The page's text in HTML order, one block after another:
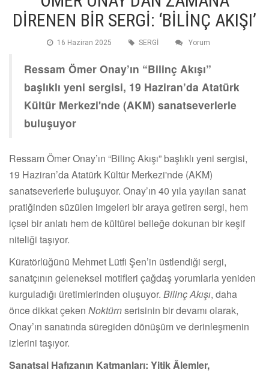
DİRENEN BİR SERGİ: ‘BİLİNÇ AKIŞI’
16 Haziran 2025 SERGİ Yorum
Ressam Ömer Onay’ın “Bilinç Akışı”
başlıklı yeni sergisi, 19 Haziran’da Atatürk
Kültür Merkezi'nde (AKM) sanatseverlerle
buluşuyor
Ressam Ömer Onay’ın “Bilinç Akışı” başlıklı yeni sergisi,
19 Haziran’da Atatürk Kültür Merkezi'nde (AKM)
sanatseverlerle buluşuyor. Onay’ın 40 yıla yayılan sanat
pratiğinden süzülen imgeleri bir araya getiren sergi, hem
içsel bir anlatı hem de kültürel belleğe dokunan bir keşif
niteliği taşıyor.
Küratörlüğünü Mehmet Lütfi Şen’in üstlendiği sergi,
sanatçının geleneksel motifleri çağdaş yorumlarla yeniden
kurguladığı üretimlerinden oluşuyor. Bilinç Akışı, daha
önce dikkat çeken Noktürnserisinin bir devamı olarak,
Onay’ın sanatında süregiden dönüşüm ve derinleşmenin
izlerini taşıyor.
Sanatsal Hafızanın Katmanları: Yitik Âlemler,